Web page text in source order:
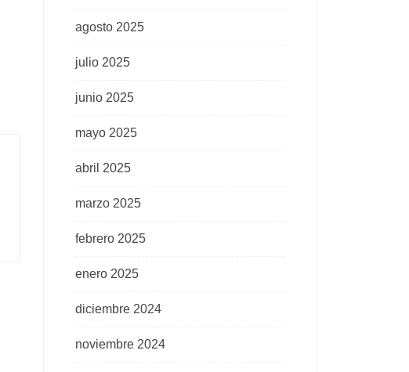
agosto 2025
julio 2025
junio 2025
mayo 2025
abril 2025
marzo 2025
febrero 2025
enero 2025
diciembre 2024
noviembre 2024